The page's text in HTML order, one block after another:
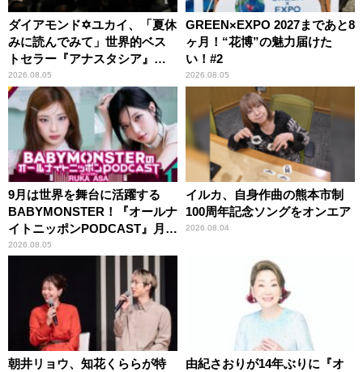
ダイアモンド✡ユカイ、「夏休
みに読んでみて」世界的ベス
トセラー『アナスタシア』を
紹介
2026.08.05
GREEN×EXPO 2027まであと8
ヶ月！“花博”の魅力届けた
い！#2
2026.08.05
9月は世界を舞台に活躍する
BABYMONSTER！『オールナ
イトニッポンPODCAST』月替
わりパーソナリティ
2026.08.05
イルカ、自身作曲の熊本市制
100周年記念ソングをオンエア
2026.08.04
朝井リョウ、知花くららが特
由紀さおりが14年ぶりに『オ